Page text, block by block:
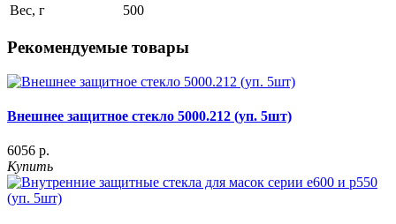
Вес, г
500
Рекомендуемые товары
Внешнее защитное стекло 5000.212 (уп. 5шт)
6056 р.
Купить